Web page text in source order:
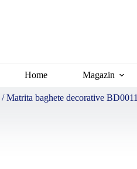
Home Magazin
/ Matrita baghete decorative BD0011